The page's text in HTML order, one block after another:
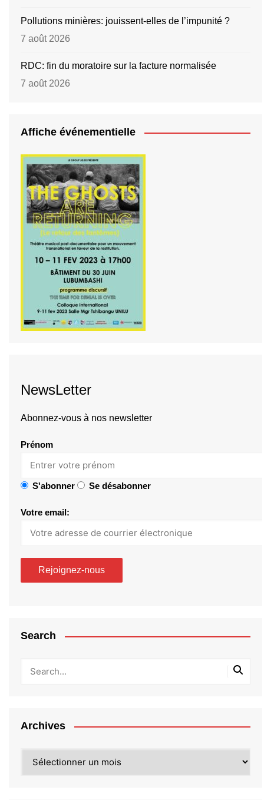
Pollutions minières: jouissent-elles de l’impunité ?
7 août 2026
RDC: fin du moratoire sur la facture normalisée
7 août 2026
Affiche événementielle
NewsLetter
Abonnez-vous à nos newsletter
Prénom
S'abonner Se désabonner
Votre email:
Search
Archives